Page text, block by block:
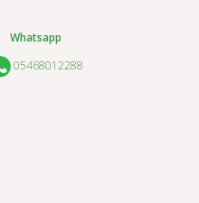
Whatsapp
05468012288